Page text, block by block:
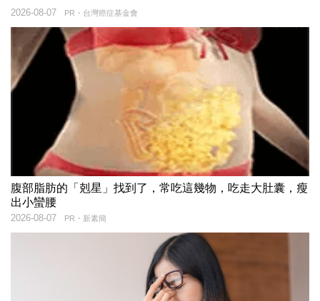
PR・台灣癌症基金會
2026-08-07
腹部脂肪的「剋星」找到了，常吃這幾物，吃走大肚囊，瘦
出小蠻腰
PR・新素簡
2026-08-07